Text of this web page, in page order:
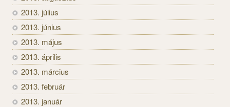
2013. július
2013. június
2013. május
2013. április
2013. március
2013. február
2013. január